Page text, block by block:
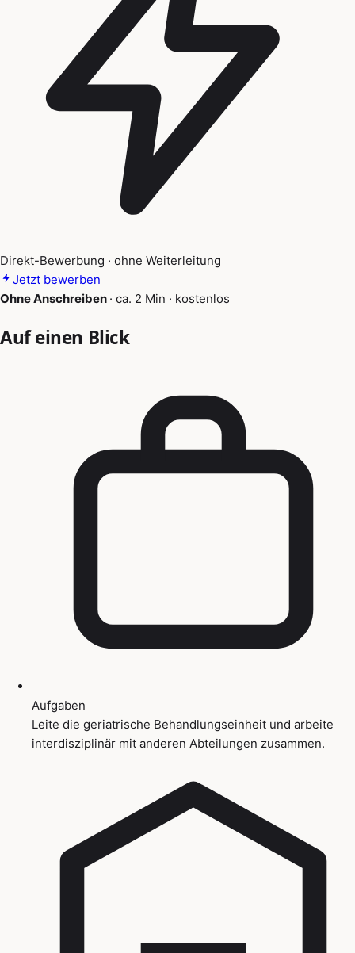
Direkt-Bewerbung · ohne Weiterleitung
Jetzt bewerben
Ohne Anschreiben · ca. 2 Min · kostenlos
Auf einen Blick
Aufgaben
Leite die geriatrische Behandlungseinheit und arbeite
interdisziplinär mit anderen Abteilungen zusammen.